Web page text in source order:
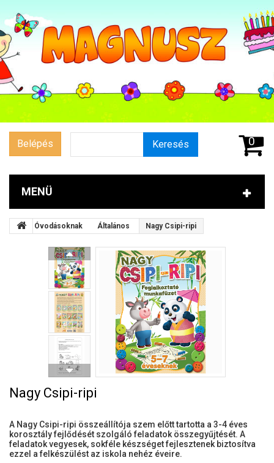
Belépés Keresés 0
MENÜ
Óvodásoknak Általános Nagy Csipi-ripi
Nagy Csipi-ripi
A Nagy Csipi-ripi összeállítója szem előtt tartotta a 3-4 éves
korosztály fejlődését szolgáló feladatok összegyűjtését. A
feladatok vegyesek, sokféle készséget fejlesztenek biztosítva
ezzel a felkészülést az iskola nehéz éveire.